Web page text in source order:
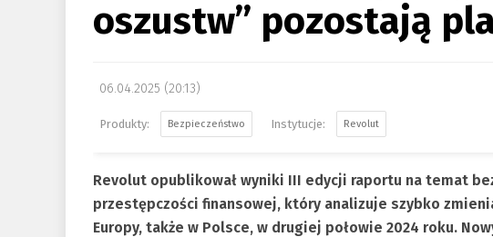
oszustw” pozostają
06.04.2025 (20:13)
Bezpieczeństwo Revolut
Revolut opublikował wyniki III edycji raportu na temat
przestępczości finansowej, który analizuje szybko
Europy, także w Polsce, w drugiej połowie 2024 roku.